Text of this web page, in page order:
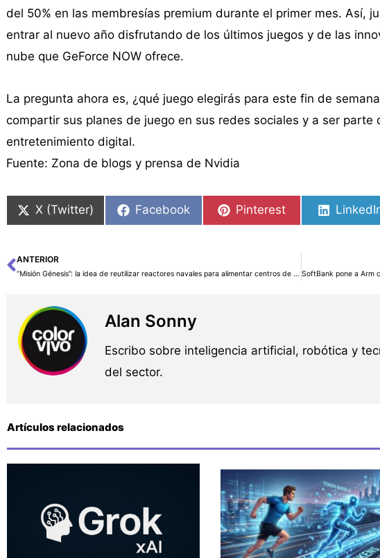
del 50% en las membresías premium durante el primer mes. Así,
entrar al nuevo año disfrutando de los últimos juegos y de las
nube que GeForce NOW ofrece.
La pregunta ahora es, ¿qué juego elegirás para este fin de
compartir sus planes de juego en sus redes sociales y a ser
entretenimiento digital.
Fuente: Zona de blogs y prensa de Nvidia
X (Twitter) Facebook Pinterest
Ant
ANTERIOR
“Misión Génesis”: la idea de reutilizar reactores navales para alimentar centros de datos de IA (y por qué está generando tanto ruido)
Alan Sonny
Escribo sobre inteligencia artificial, robótica y
del sector.
Artículos relacionados